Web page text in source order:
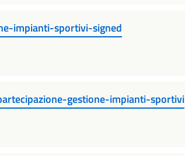
impianti-sportivi-signed
gestione-impianti-sportivi